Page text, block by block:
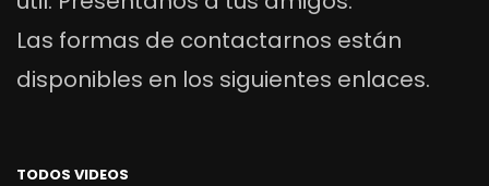
Las formas de contactarnos están
disponibles en los siguientes enlaces.
TODOS VIDEOS